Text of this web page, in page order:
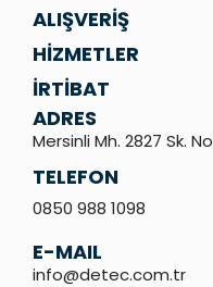
ADRES
Mersinli Mh. 2827 Sk.
TELEFON
0850 988 1098
E-MAIL
info@detec.com.tr
ALIŞVERİŞ
HİZMETLER
İRTİBAT